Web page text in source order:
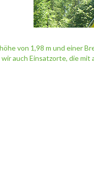
von 1,98 m und einer
auch Einsatzorte, die